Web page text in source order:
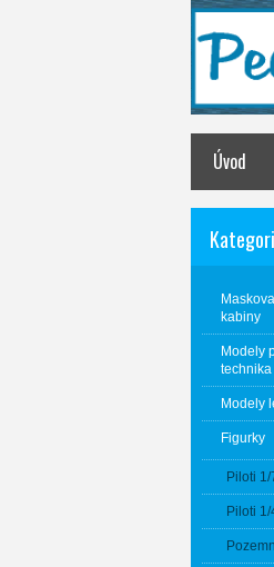
Úvod
kabiny
Modely
technika
Modely
Figurky
Piloti 1/
Piloti 1/